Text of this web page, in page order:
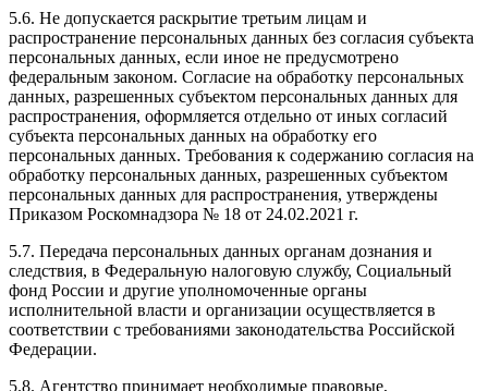
5.6. Не допускается раскрытие третьим лицам и
распространение персональных данных без согласия субъекта
персональных данных, если иное не предусмотрено
федеральным законом. Согласие на обработку персональных
данных, разрешенных субъектом персональных данных для
распространения, оформляется отдельно от иных согласий
субъекта персональных данных на обработку его
персональных данных. Требования к содержанию согласия на
обработку персональных данных, разрешенных субъектом
персональных данных для распространения, утверждены
Приказом Роскомнадзора № 18 от 24.02.2021 г.
5.7. Передача персональных данных органам дознания и
следствия, в Федеральную налоговую службу, Социальный
фонд России и другие уполномоченные органы
исполнительной власти и организации осуществляется в
соответствии с требованиями законодательства Российской
Федерации.
5.8. Агентство принимает необходимые правовые,